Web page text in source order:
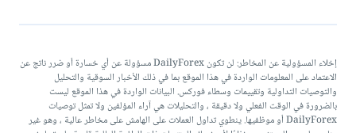
إخلاء المسؤولية عن المخاطر: لن تكون DailyForex مسؤولة عن أي خسارة أو ضرر ناتج عن
الاعتماد على المعلومات الواردة في هذا الموقع بما في ذلك الأخبار السوقية والتحليل
والتوصيات التداولية وتقييمات وسطاء فوركس. البيانات الواردة في هذا الموقع ليست
بالضرورة في الوقت الفعلي ولا دقيقة ، والتحليلات هي آراء المؤلفين ولا تمثل توصيات
DailyForex أو موظفيها. ينطوي تداول العملات على الهامش على مخاطر عالية ، وهو غير